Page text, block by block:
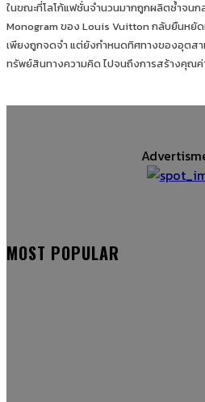
ในขณะที่โลโก้แฟชั่นจำนวนมากถูกผลิตซ้ำจนก
Monogram ของ Louis Vuitton กลับยืนหยั
เพียงถูกจดจำ แต่ยังกำหนดทิศทางของอุตส
ทรัพย์สินทางความคิด ไปจนถึงการสร้างคุณ
MOST POPULAR